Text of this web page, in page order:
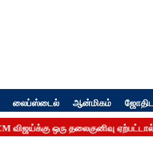
லைப்ஸ்டைல் ஆன்மிகம்